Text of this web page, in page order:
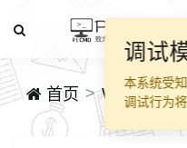
首页 WinPE技
调试
本系统受
调试行为